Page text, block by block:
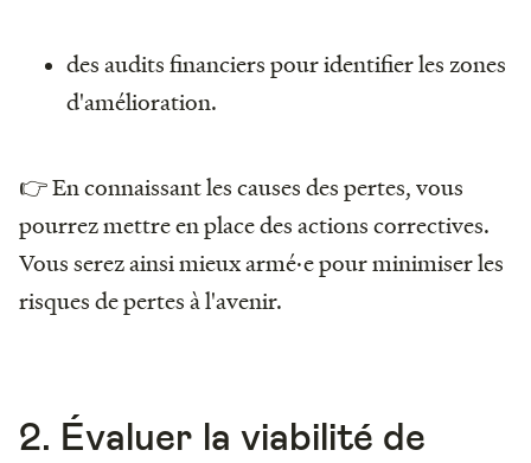
des audits financiers pour identifier les zones
d'amélioration.
👉 En connaissant les causes des pertes, vous
pourrez mettre en place des actions correctives.
Vous serez ainsi mieux armé·e pour minimiser les
risques de pertes à l'avenir.
2. Évaluer la viabilité de